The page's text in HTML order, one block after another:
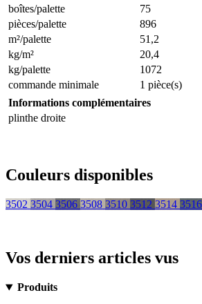
boîtes/palette
75
pièces/palette
896
m²/palette
51,2
kg/m²
20,4
kg/palette
1072
commande minimale
1 pièce(s)
Informations complémentaires
plinthe droite
Couleurs disponibles
3502 3504 3506 3508 3510 3512 3514 3516
Vos derniers articles vus
Produits